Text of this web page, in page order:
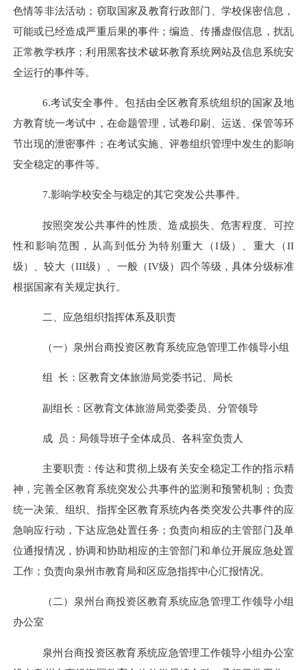
色情等非法活动；窃取国家及教育行政部门、学校保密信息，
可能或已经造成严重后果的事件；编造、传播虚假信息，扰乱
正常教学秩序；利用黑客技术破坏教育系统网站及信息系统安
全运行的事件等。
6.考试安全事件。包括由全区教育系统组织的国家及地
方教育统一考试中，在命题管理，试卷印刷、运送、保管等环
节出现的泄密事件；在考试实施、评卷组织管理中发生的影响
安全稳定的事件等。
7.影响学校安全与稳定的其它突发公共事件。
按照突发公共事件的性质、造成损失、危害程度、可控
性和影响范围，从高到低分为特别重大
（I级） 、重大 （II
级）
、较大 （III级） 、一般（IV级） 四个等级，具体分级标准
根据国家有关规定执行。
二、应急组织指挥体系及职责
（一） 泉州台商投资区教育系统应急管理工作领导小组
组 长： 区教育文体旅游局党委书记、局长
副组长： 区教育文体旅游局党委委员、 分管领导
成 员： 局领导班子全体成员 、各科室负责人
主要职责：传达和贯彻上级有关安全稳定工作的指示精
神，完善全区教育系统突发公共事件的监测和预警机制；负责
统一决策、组织、指挥全区教育系统内各类突发公共事件的应
急响应行动，下达应急处置任务；负责向相应的主管部门及单
位通报情况，协调和协助相应的主管部门和单位开展应急处置
工作；负责向泉州市教育局和区应急指挥中心汇报情况。
（二） 泉州台商投资区教育系统应急管理工作领导小组
办公室
泉州台商投资区教育系统应急管理工作领导小组办公室